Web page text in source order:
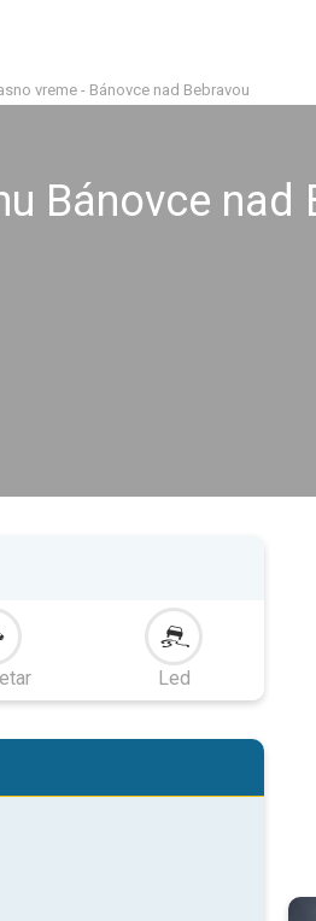
vreme - Bánovce nad Bebravou
Bánovce nad
Led